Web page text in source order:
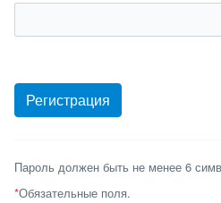
Пароль должен быть не менее 6
*Обязательные поля.